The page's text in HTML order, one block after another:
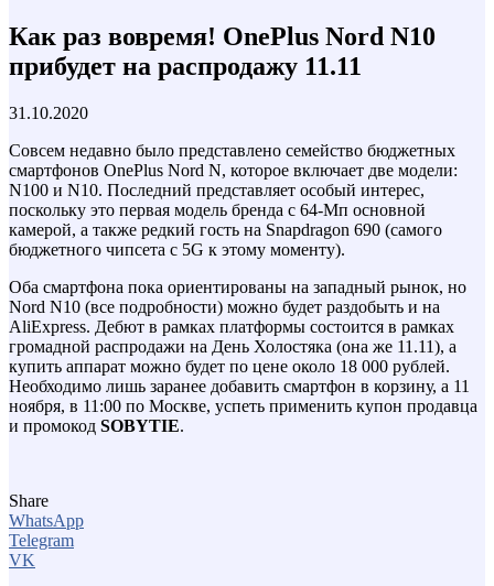
Как раз вовремя! OnePlus Nord N10
прибудет на распродажу 11.11
31.10.2020
Совсем недавно было представлено семейство бюджетных
смартфонов OnePlus Nord N, которое включает две модели:
N100 и N10. Последний представляет особый интерес,
поскольку это первая модель бренда с 64-Мп основной
камерой, а также редкий гость на Snapdragon 690 (самого
бюджетного чипсета с 5G к этому моменту).
Оба смартфона пока ориентированы на западный рынок, но
Nord N10 (все подробности) можно будет раздобыть и на
AliExpress. Дебют в рамках платформы состоится в рамках
громадной распродажи на День Холостяка (она же 11.11), а
купить аппарат можно будет по цене около 18 000 рублей.
Необходимо лишь заранее добавить смартфон в корзину, а 11
ноября, в 11:00 по Москве, успеть применить купон продавца
и промокод SOBYTIE.
Share
WhatsApp
Telegram
VK